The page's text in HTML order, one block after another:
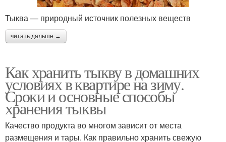
Тыква — природный источник полезных веществ
читать дальше →
Как хранить тыкву в домашних
условиях в квартире на зиму.
Сроки и основные способы
хранения тыквы
Качество продукта во многом зависит от места
размещения и тары. Как правильно хранить свежую